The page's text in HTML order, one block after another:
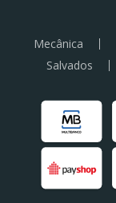
Mecânica
Salvados